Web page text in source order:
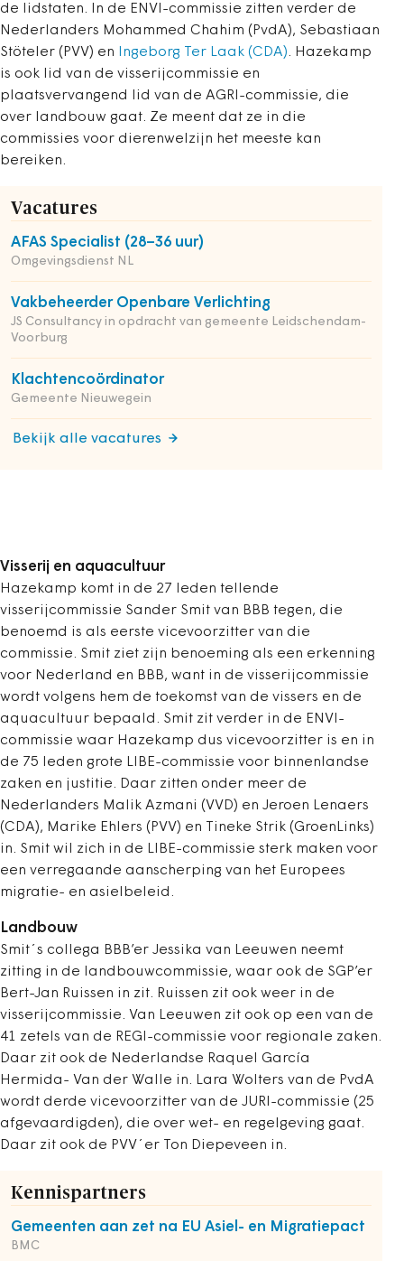
de lidstaten. In de ENVI-commissie zitten verder de
Nederlanders Mohammed Chahim (PvdA), Sebastiaan
Stöteler (PVV) en
Ingeborg Ter Laak (CDA). Hazekamp
is ook lid van de visserijcommissie en
plaatsvervangend lid van de AGRI-commissie, die
over landbouw gaat. Ze meent dat ze in die
commissies voor dierenwelzijn het meeste kan
bereiken.
Vacatures
AFAS Specialist (28–36 uur)
Omgevingsdienst NL
Vakbeheerder Openbare Verlichting
JS Consultancy in opdracht van gemeente Leidschendam-
Voorburg
Klachtencoördinator
Gemeente Nieuwegein
Bekijk alle vacatures
Visserij en aquacultuur
Hazekamp komt in de 27 leden tellende
visserijcommissie Sander Smit van BBB tegen, die
benoemd is als eerste vicevoorzitter van die
commissie. Smit ziet zijn benoeming als een erkenning
voor Nederland en BBB, want in de visserijcommissie
wordt volgens hem de toekomst van de vissers en de
aquacultuur bepaald. Smit zit verder in de ENVI-
commissie waar Hazekamp dus vicevoorzitter is en in
de 75 leden grote LIBE-commissie voor binnenlandse
zaken en justitie. Daar zitten onder meer de
Nederlanders Malik Azmani (VVD) en Jeroen Lenaers
(CDA), Marike Ehlers (PVV) en Tineke Strik (GroenLinks)
in. Smit wil zich in de LIBE-commissie sterk maken voor
een verregaande aanscherping van het Europees
migratie- en asielbeleid.
Landbouw
Smit´s collega BBB’er Jessika van Leeuwen neemt
zitting in de landbouwcommissie, waar ook de SGP’er
Bert-Jan Ruissen in zit. Ruissen zit ook weer in de
visserijcommissie. Van Leeuwen zit ook op een van de
41 zetels van de REGI-commissie voor regionale zaken.
Daar zit ook de Nederlandse Raquel García
Hermida- Van der Walle in. Lara Wolters van de PvdA
wordt derde vicevoorzitter van de JURI-commissie (25
afgevaardigden), die over wet- en regelgeving gaat.
Daar zit ook de PVV´er Ton Diepeveen in.
Kennispartners
Gemeenten aan zet na EU Asiel- en Migratiepact
BMC